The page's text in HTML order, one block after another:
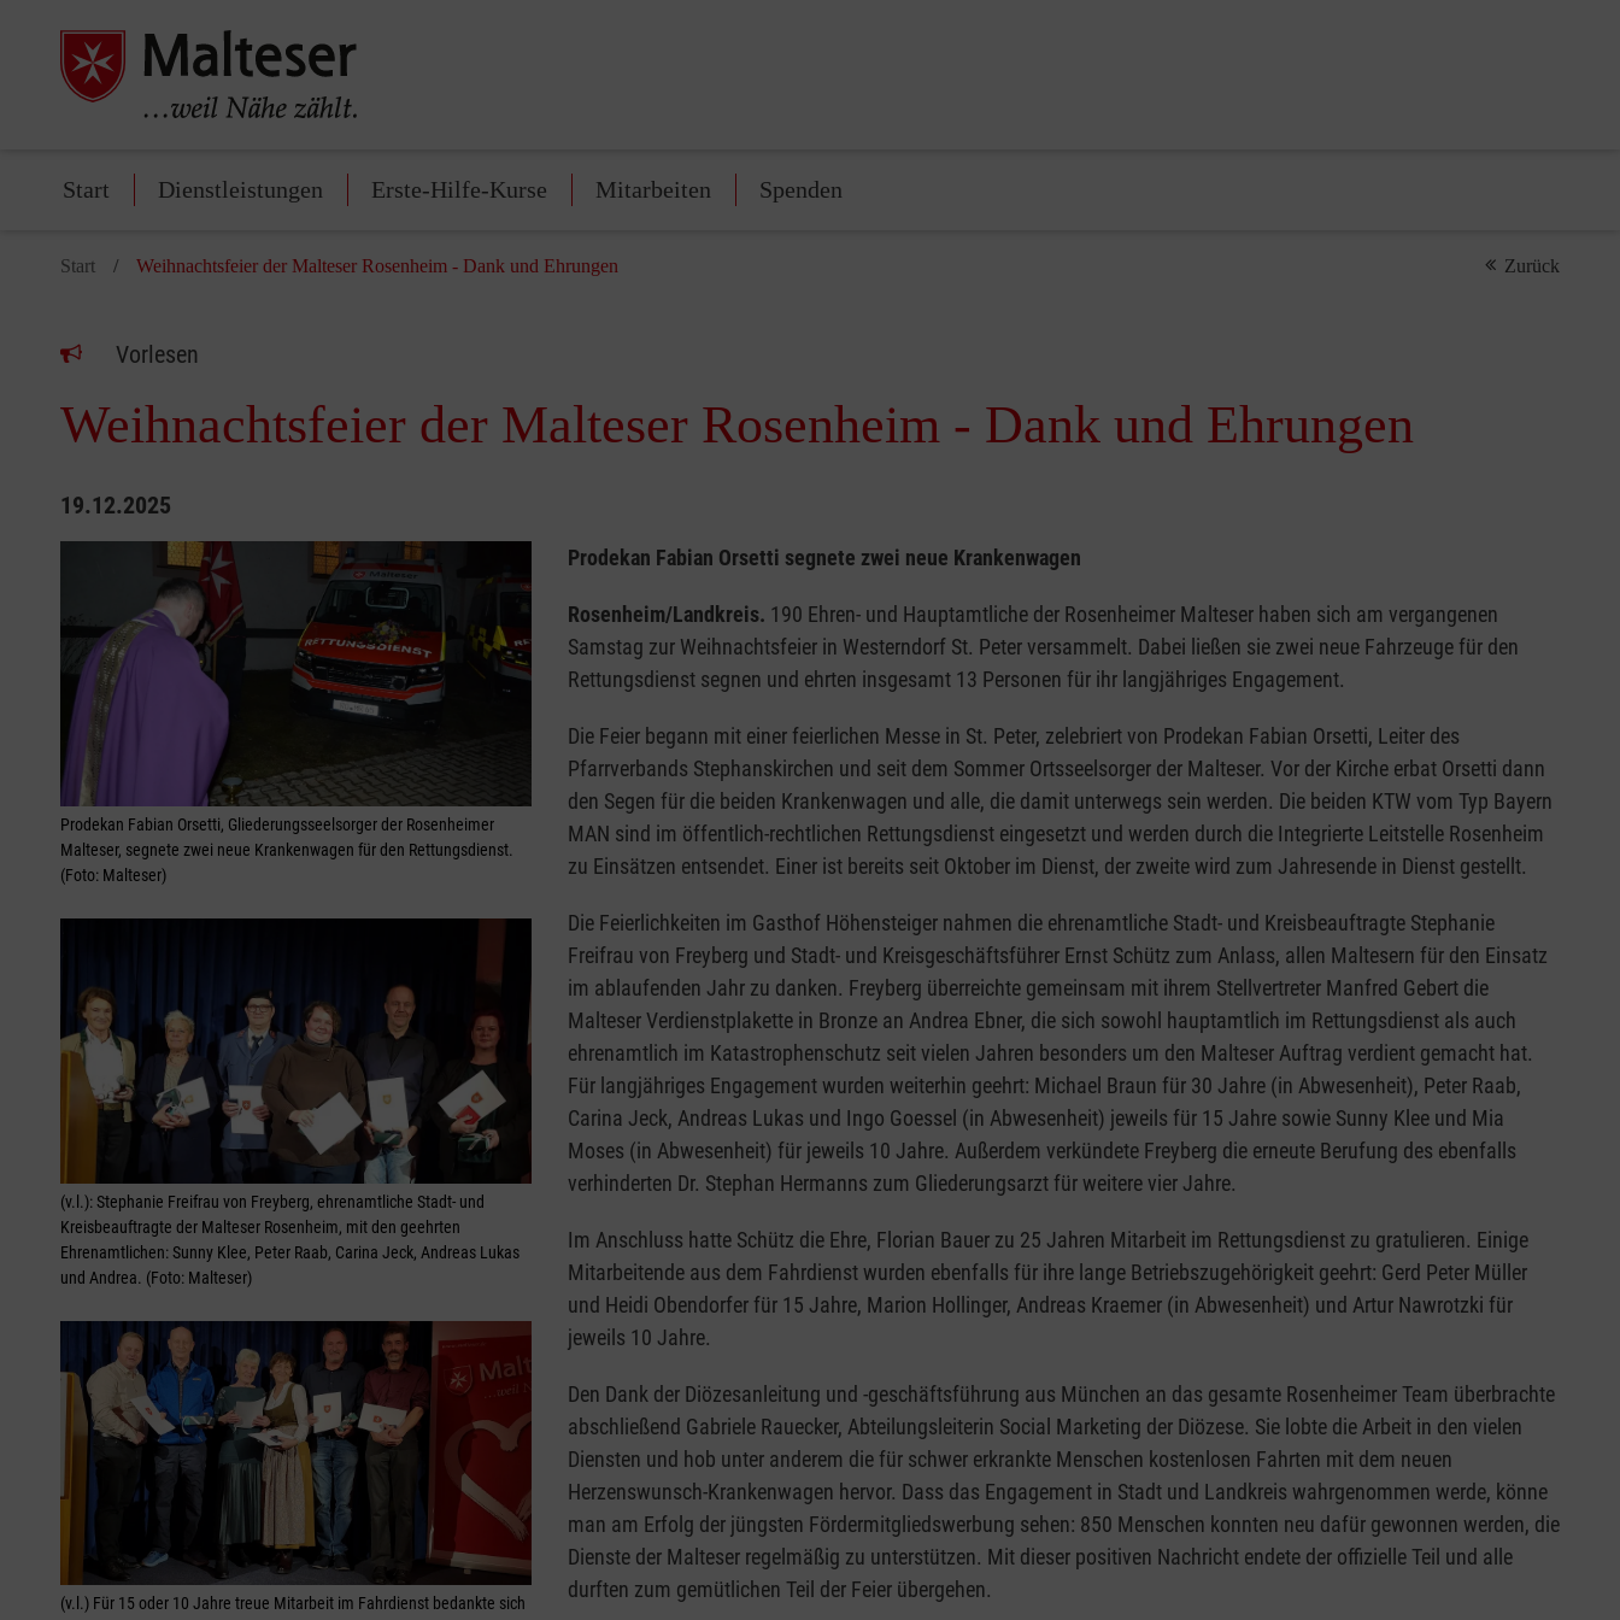
Start Dienstleistungen Erste-Hilfe-Kurse Mitarbeiten Spenden
Start Weihnachtsfeier der Malteser Rosenheim - Dank und Ehrungen Zurück
Vorlesen
Weihnachtsfeier der Malteser Rosenheim - Dank und Ehrungen
19.12.2025
Prodekan Fabian Orsetti, Gliederungsseelsorger der Rosenheimer
Malteser, segnete zwei neue Krankenwagen für den Rettungsdienst.
(Foto: Malteser)
(v.l.): Stephanie Freifrau von Freyberg, ehrenamtliche Stadt- und
Kreisbeauftragte der Malteser Rosenheim, mit den geehrten
Ehrenamtlichen: Sunny Klee, Peter Raab, Carina Jeck, Andreas Lukas
und Andrea. (Foto: Malteser)
(v.l.) Für 15 oder 10 Jahre treue Mitarbeit im Fahrdienst bedankte sich
Prodekan Fabian Orsetti segnete zwei neue Krankenwagen
Rosenheim/Landkreis. 190 Ehren- und Hauptamtliche der Rosenheimer Malteser haben sich am vergangenen
Samstag zur Weihnachtsfeier in Westerndorf St. Peter versammelt. Dabei ließen sie zwei neue Fahrzeuge für den
Rettungsdienst segnen und ehrten insgesamt 13 Personen für ihr langjähriges Engagement.
Die Feier begann mit einer feierlichen Messe in St. Peter, zelebriert von Prodekan Fabian Orsetti, Leiter des
Pfarrverbands Stephanskirchen und seit dem Sommer Ortsseelsorger der Malteser. Vor der Kirche erbat Orsetti dann
den Segen für die beiden Krankenwagen und alle, die damit unterwegs sein werden. Die beiden KTW vom Typ Bayern
MAN sind im öffentlich-rechtlichen Rettungsdienst eingesetzt und werden durch die Integrierte Leitstelle Rosenheim
zu Einsätzen entsendet. Einer ist bereits seit Oktober im Dienst, der zweite wird zum Jahresende in Dienst gestellt.
Die Feierlichkeiten im Gasthof Höhensteiger nahmen die ehrenamtliche Stadt- und Kreisbeauftragte Stephanie
Freifrau von Freyberg und Stadt- und Kreisgeschäftsführer Ernst Schütz zum Anlass, allen Maltesern für den Einsatz
im ablaufenden Jahr zu danken. Freyberg überreichte gemeinsam mit ihrem Stellvertreter Manfred Gebert die
Malteser Verdienstplakette in Bronze an Andrea Ebner, die sich sowohl hauptamtlich im Rettungsdienst als auch
ehrenamtlich im Katastrophenschutz seit vielen Jahren besonders um den Malteser Auftrag verdient gemacht hat.
Für langjähriges Engagement wurden weiterhin geehrt: Michael Braun für 30 Jahre (in Abwesenheit), Peter Raab,
Carina Jeck, Andreas Lukas und Ingo Goessel (in Abwesenheit) jeweils für 15 Jahre sowie Sunny Klee und Mia
Moses (in Abwesenheit) für jeweils 10 Jahre. Außerdem verkündete Freyberg die erneute Berufung des ebenfalls
verhinderten Dr. Stephan Hermanns zum Gliederungsarzt für weitere vier Jahre.
Im Anschluss hatte Schütz die Ehre, Florian Bauer zu 25 Jahren Mitarbeit im Rettungsdienst zu gratulieren. Einige
Mitarbeitende aus dem Fahrdienst wurden ebenfalls für ihre lange Betriebszugehörigkeit geehrt: Gerd Peter Müller
und Heidi Obendorfer für 15 Jahre, Marion Hollinger, Andreas Kraemer (in Abwesenheit) und Artur Nawrotzki für
jeweils 10 Jahre.
Den Dank der Diözesanleitung und -geschäftsführung aus München an das gesamte Rosenheimer Team überbrachte
abschließend Gabriele Rauecker, Abteilungsleiterin Social Marketing der Diözese. Sie lobte die Arbeit in den vielen
Diensten und hob unter anderem die für schwer erkrankte Menschen kostenlosen Fahrten mit dem neuen
Herzenswunsch-Krankenwagen hervor. Dass das Engagement in Stadt und Landkreis wahrgenommen werde, könne
man am Erfolg der jüngsten Fördermitgliedswerbung sehen: 850 Menschen konnten neu dafür gewonnen werden, die
Dienste der Malteser regelmäßig zu unterstützen. Mit dieser positiven Nachricht endete der offizielle Teil und alle
durften zum gemütlichen Teil der Feier übergehen.